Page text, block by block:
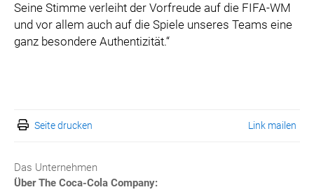
Seine Stimme verleiht der Vorfreude auf die FIFA-WM
und vor allem auch auf die Spiele unseres Teams eine
ganz besondere Authentizität.“
Seite drucken Link mailen
Das Unternehmen
Über The Coca-Cola Company: